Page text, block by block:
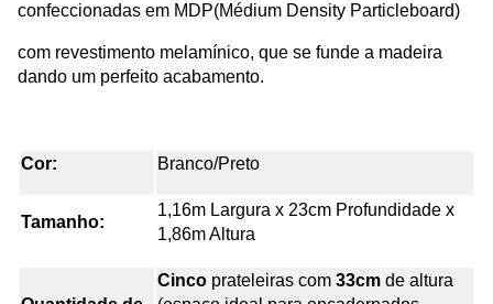
confeccionadas em MDP(Médium Density Particleboard)
com revestimento melamínico, que se funde a madeira
dando um perfeito acabamento.
Cor: Branco/Preto
Tamanho:
1,16m Largura x 23cm Profundidade x
1,86m Altura
Cinco prateleiras com 33cm de altura